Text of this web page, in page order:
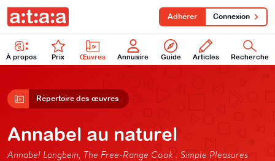
À propos Prix Œuvres Annuaire Guide Articles Recherche
Adhérer Connexion
Répertoire des œuvres
Annabel au naturel
Annabel Langbein, The Free-Range Cook : Simple Pleasures